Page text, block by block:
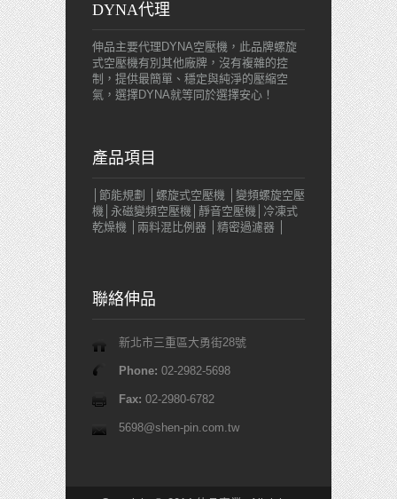
DYNA代理
伸品主要代理DYNA空壓機，此品牌螺旋
式空壓機有別其他廠牌，沒有複雜的控
制，提供最簡單、穩定與純淨的壓縮空
氣，選擇DYNA就等同於選擇安心！
產品項目
│節能規劃 │螺旋式空壓機 │變頻螺旋空壓
機│永磁變頻空壓機│靜音空壓機│冷凍式
乾燥機 │兩料混比例器 │精密過濾器 │
聯絡伸品
新北市三重區大勇街28號
Phone: 02-2982-5698
Fax: 02-2980-6782
5698@shen-pin.com.tw